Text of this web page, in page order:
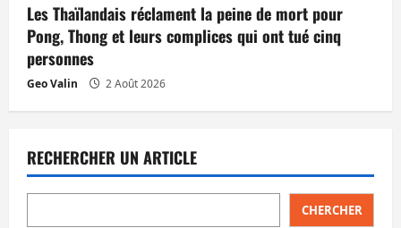
Les Thaïlandais réclament la peine de mort pour
Pong, Thong et leurs complices qui ont tué cinq
personnes
Geo Valin 2 Août 2026
RECHERCHER UN ARTICLE
CHERCHER